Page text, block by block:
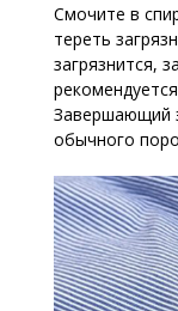
Смочите в
тереть
загрязнится,
Завершающий
обычного